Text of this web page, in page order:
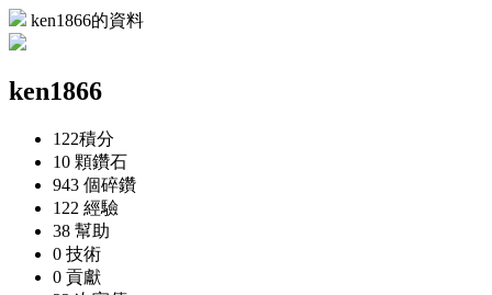
ken1866的資料
ken1866
122積分
10 顆鑽石
943 個碎鑽
122 經驗
38 幫助
0 技術
0 貢獻